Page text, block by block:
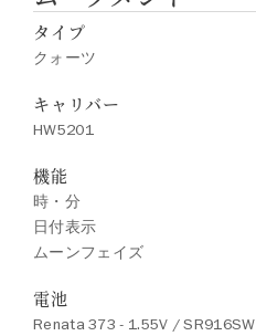
タイプ
クォーツ
キャリバー
HW5201
機能
時・分
日付表示
ムーンフェイズ
電池
Renata 373 - 1.55V / SR916SW